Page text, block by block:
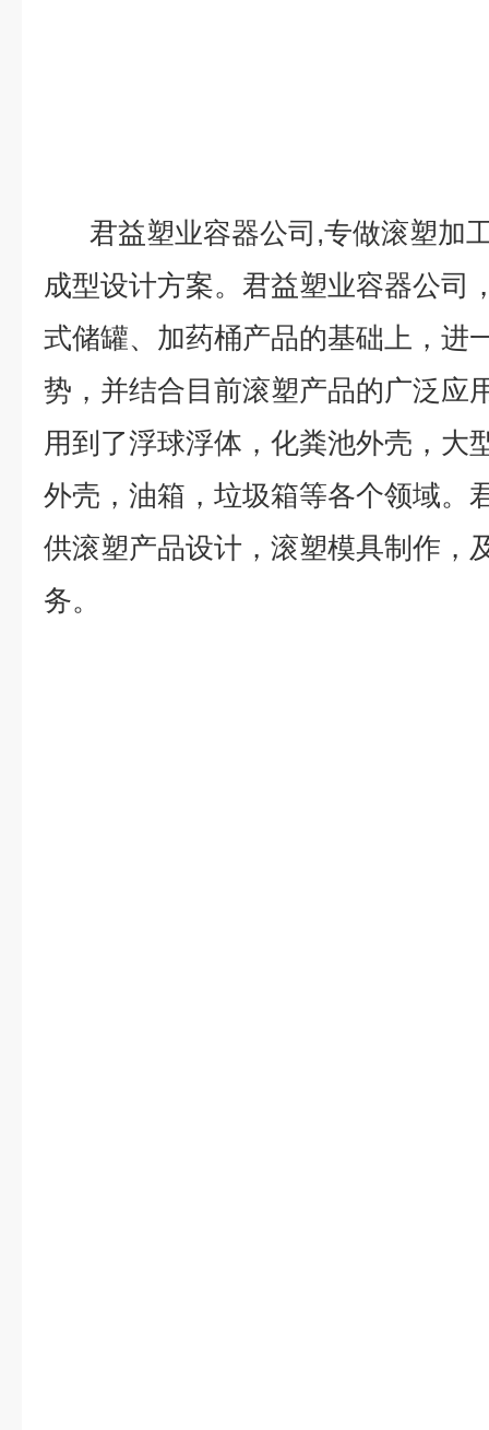
君益塑业容器公司,专做滚塑加
成型设计方案。君益塑业容器公司
式储罐、加药桶产品的基础上，进
势，并结合目前滚塑产品的广泛应
用到了浮球浮体，化粪池外壳，大
外壳，油箱，垃圾箱等各个领域。
供滚塑产品设计，滚塑模具制作，
务。